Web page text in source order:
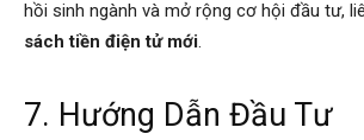
hồi sinh ngành và mở rộng cơ hội đầu tư,
sách tiền điện tử mới.
7. Hướng Dẫn Đầu Tư